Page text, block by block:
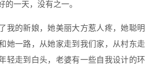
的一天，没有之一。
我的新娘，她美丽大方惹人疼，她聪明
她一路，从她家走到我们家，从村东走
轻走到白头，老婆有一些自我设计的环